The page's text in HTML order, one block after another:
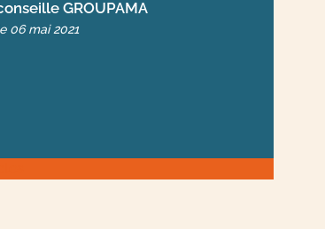
GROUPAMA
06 mai 2021